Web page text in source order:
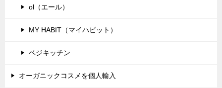
ol（エール）
MY HABIT（マイハビット）
ベジキッチン
オーガニックコスメを個人輸入